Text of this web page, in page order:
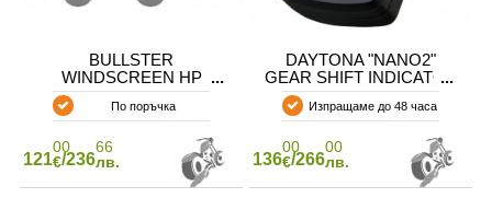
BULLSTER
WINDSCREEN HP
HONDA
CROSSRUNNER800
По поръчка
121
00
€/236
66
лв.
DAYTONA "NANO2"
GEAR SHIFT INDICATOR
Изпращаме до 48 часа
136
00
€/266
00
лв.